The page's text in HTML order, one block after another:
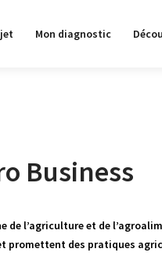
Mon diagnostic
Business
de l’agriculture et de
promettent des pratiques